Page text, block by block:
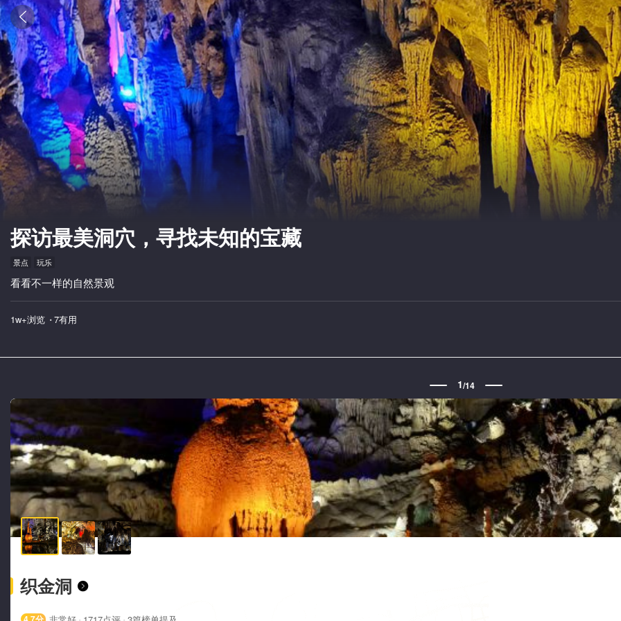

探访最美洞穴，寻找未知的宝藏
景点 玩乐
看看不一样的自然景观
1w+浏览 ·7有用
1/14
织金洞 